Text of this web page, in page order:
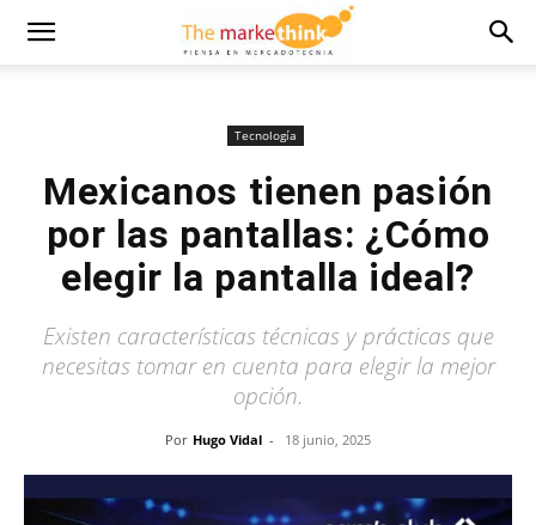
Tecnología
Mexicanos tienen pasión
por las pantallas: ¿Cómo
elegir la pantalla ideal?
Existen características técnicas y prácticas que
necesitas tomar en cuenta para elegir la mejor
opción.
Por Hugo Vidal - 18 junio, 2025